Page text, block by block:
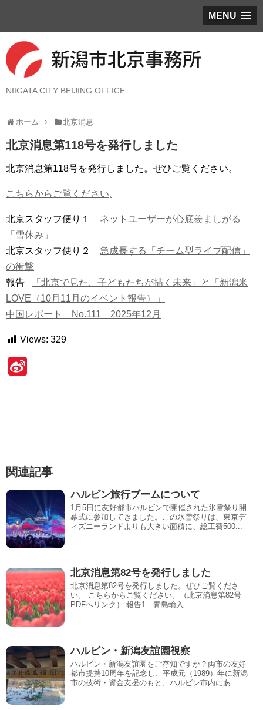
MENU
NIIGATA CITY BEIJING OFFICE
ホーム 北京消息
北京消息第118号を発行しました
北京消息第118号を発行しました。ぜひご覧ください。
こちらからご覧ください。
北京スタッフ便り１ ネットユーザーが心底羨ましがる
「雪休み」
北京スタッフ便り２ 急成長する「チーム型ライブ配信」
の衝撃
報告
「北京で見た、子どもたちが描く未来」と「新潟米
LOVE（10月11月のイベント報告）」
中国レポート No.111 2025年12月
Views: 329
b
o
関連記事
ハルビン旅行ブームについて
1月5日に友好都市ハルビンで開催された氷雪祭り開
幕式に参加してきました。この氷雪祭りは、東京デ
ィズニーランドよりも大きい面積に、総工費500...
北京消息第82号を発行しました
北京消息第82号を発行しました。ぜひご覧くださ
い。 こちらからご覧ください。（北京消息第82号
PDFへリンク） 報告1 青島輸入...
ハルビン・新潟友誼園視察
ハルビン・新潟友誼園をご存知ですか？両市の友好
都市提携10周年を記念し、平成元（1989）年に新潟
市の技術・資金支援のもと、ハルビン市内にあ...